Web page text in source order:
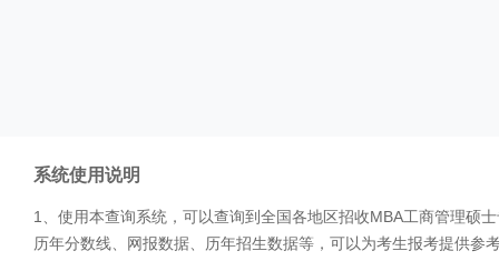
系统使用说明
1、使用本查询系统，可以查询到全国各地区招收MBA工商管理硕
历年分数线、网报数据、历年招生数据等，可以为考生报考提供参